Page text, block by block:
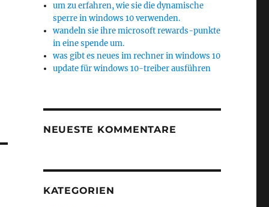
um zu erfahren, wie sie die dynamische
sperre in windows 10 verwenden.
wandeln sie ihre microsoft rewards-punkte
in eine spende um.
was gibt es neues im rechner in windows 10
update für windows 10-treiber ausführen
NEUESTE KOMMENTARE
KATEGORIEN